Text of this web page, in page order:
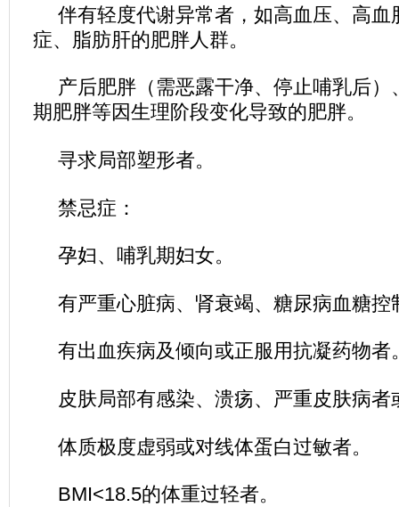
伴有轻度代谢异常者，如高血压、高血
症、脂肪肝的肥胖人群。
产后肥胖（需恶露干净、停止哺乳后
期肥胖等因生理阶段变化导致的肥胖。
寻求局部塑形者。
禁忌症：
孕妇、哺乳期妇女。
有严重心脏病、肾衰竭、糖尿病血糖控
有出血疾病及倾向或正服用抗凝药物者
皮肤局部有感染、溃疡、严重皮肤病者
体质极度虚弱或对线体蛋白过敏者。
BMI<18.5的体重过轻者。